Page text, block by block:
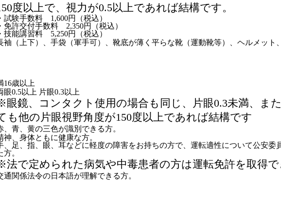
度以上で、視力が0.5以上であれば結構です。
・試験手数料 1,600円（税込）
・免許交付手数料 2,350円（税込）
・技能講習料 5,250円（税込）
袖（上下）、手袋（軍手可）、靴底が薄く平らな靴（運動靴等）、ヘルメット
16歳以上
眼0.5以上 片眼0.3以上
眼鏡、コンタクト使用の場合も同じ、片眼0.3未満、ま
も他の片眼視野角度が150度以上であれば結構です
、青、黄の三色が識別できる方。
神、身体ともに健康な方。
、足、指、眼、耳などに軽度の障害をお持ちの方で、運転適性について公安委
方。
法で定められた病気や中毒患者の方は運転免許を取得で
通関係法令の日本語が理解できる方。